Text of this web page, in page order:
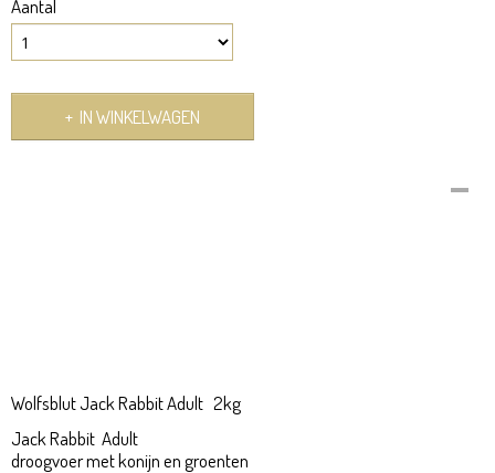
Aantal
IN WINKELWAGEN
Wolfsblut Jack Rabbit Adult 2kg
Jack Rabbit Adult
droogvoer met konijn en groenten